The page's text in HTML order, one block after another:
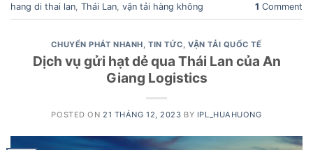
hang di thai lan Thái Lan vận tải hàng không 1 Comment
CHUYỂN PHÁT NHANH,TIN TỨC,VẬN TẢI QUỐC TẾ
Dịch vụ gửi hạt dẻ qua Thái Lan của An
Giang Logistics
POSTED ON21 THÁNG 12, 2023 BY IPL_HUAHUONG